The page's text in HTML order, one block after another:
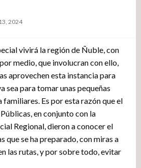
2024
vivirá la región de Ñuble, con
medio, que involucran con ello,
aprovechen esta instancia para
sea para tomar unas pequeñas
Es por esta razón que el
en conjunto con la
Regional, dieron a conocer el
que se ha preparado, con miras a
las rutas, y por sobre todo, evitar